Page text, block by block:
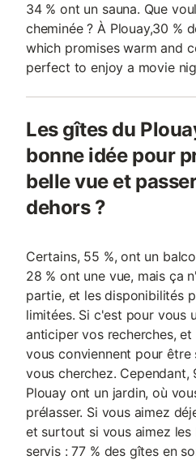
34 % ont un sauna. Que
cheminée ? À Plouay,30 %
which promises warm and
perfect to enjoy a movie
Les gîtes du
bonne idée pour
belle vue et
dehors ?
Certains, 55 %, ont un
28 % ont une vue, mais ça
partie, et les disponibilités
limitées. Si c'est pour vous
anticiper vos recherches,
vous conviennent pour être
vous cherchez. Cependant,
Plouay ont un jardin, où
prélasser. Si vous aimez
et surtout si vous aimez les
servis : 77 % des gîtes en